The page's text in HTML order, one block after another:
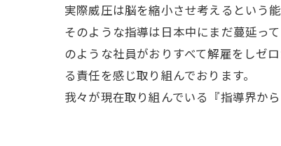
実際威圧は脳を縮小させ考えるという
そのような指導は日本中にまだ蔓延っ
のような社員がおりすべて解雇をしゼ
る責任を感じ取り組んでおります。
我々が現在取り組んでいる『指導界か